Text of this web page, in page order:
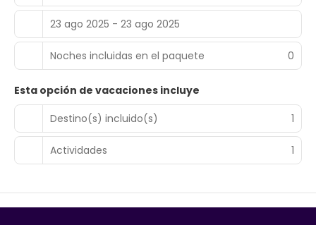
23 ago 2025 - 23 ago 2025
Noches incluidas en el paquete 0
Esta opción de vacaciones incluye
Destino(s) incluido(s)
1
Actividades 1